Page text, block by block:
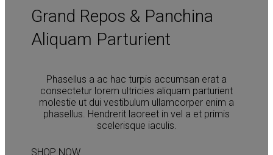
Grand Repos & Panchina
Aliquam Parturient
Phasellus a ac hac turpis accumsan erat a
consectetur lorem ultricies aliquam parturient
molestie ut dui vestibulum ullamcorper enim a
phasellus. Hendrerit laoreet in vel a et primis
scelerisque iaculis.
SHOP NOW